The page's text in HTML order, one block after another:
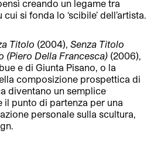
creando un legame tra
si fonda lo ‘scibile’ dell’artista.
Titolo (2004),Senza Titolo
(Piero Della Francesca) (2006),
e di Giunta Pisano, o la
composizione prospettica di
diventano un semplice
il punto di partenza per una
personale sulla scultura,